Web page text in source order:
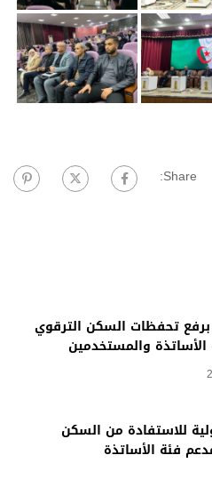
Share:
تحفظات السكن الترقوي
والمستخدمين
للاستفادة من السكن
فئة الأساتذة